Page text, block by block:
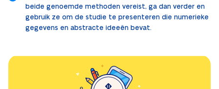
beide genoemde methoden vereist, ga dan verder en
gebruik ze om de studie te presenteren die numerieke
gegevens en abstracte ideeën bevat.